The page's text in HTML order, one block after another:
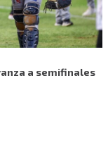
a semifinales